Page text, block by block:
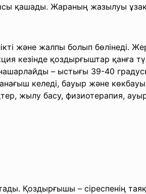
қашады. Жараның жазылуы
және жалпы болып бөлінеді.
кезінде қоздырғыштар қанға
– ыстығы 39-40
келеді, бауыр және
жылу басу, физиотерапия,
Қоздырғышы – сіреспенің